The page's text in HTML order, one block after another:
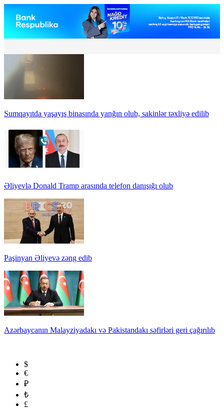
Sumqayıtda yaşayış binasında yanğın olub, sakinlər təxliyə edilib
Əliyevlə Donald Tramp arasında telefon danışığı olub
Paşinyan Əliyevə zəng edib
Azərbaycanın Malayziyadakı və Pakistandakı səfirləri geri çağırılıb
$
€
₽
₺
£